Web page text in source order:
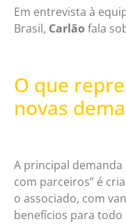
Em entrevista à
Brasil, Carlão fala
O que
novas
A principal demanda
com parceiros” é
o associado, com
benefícios para